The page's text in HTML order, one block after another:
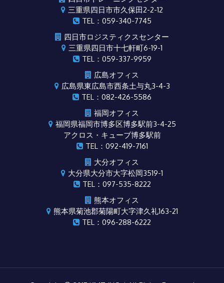
三重県四日市市久保田2-2-12
TEL：059-340-7745
四日市ロジスティクスセンター
三重県四日市十七軒町6-19-1
TEL：059-337-9959
広島オフィス
広島県東広島市西条土与丸3-4-3
TEL：082-426-5586
福岡オフィス
福岡県福岡市博多区博多駅前3-4-25
アクロス・キューブ博多駅前
TEL：092-419-7161
大分オフィス
大分県大分市大字松岡3519-1
TEL：097-535-8222
熊本オフィス
熊本県菊池郡菊陽町大字津久礼163-21
TEL：096-288-6222